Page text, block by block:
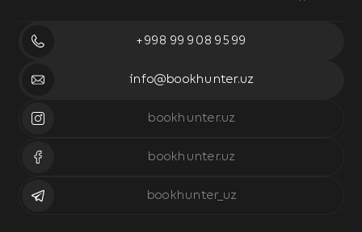
+998 99 908 95 99
info@bookhunter.uz
bookhunter.uz
bookhunter.uz
bookhunter_uz